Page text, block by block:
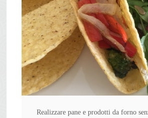
Realizzare pane e prodotti da forno